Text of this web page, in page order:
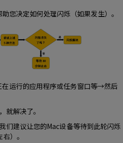
您决定如何处理闪烁（如果发生）。
运行的应用程序或任务窗口等→然后
就解决了。
们建议让您的Mac设备等待到此轮闪烁
）。